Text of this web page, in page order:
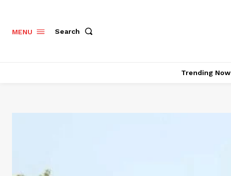
MENU Search
Trending Now